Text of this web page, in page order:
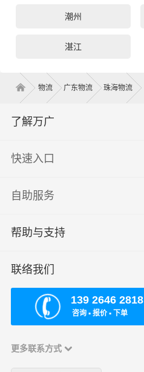
潮州
湛江
物流 广东物流 珠海物流
了解万广
快速入口
自助服务
帮助与支持
联络我们
139 2646 2818
咨询 ▪ 报价 ▪ 下单
更多联系方式